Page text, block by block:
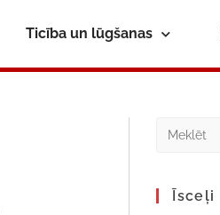
Ticība un lūgšanas
Īsceļi